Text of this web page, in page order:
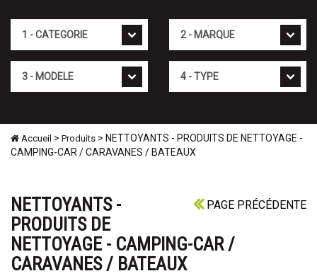
Accueil > Produits > NETTOYANTS - PRODUITS DE NETTOYAGE -
CAMPING-CAR / CARAVANES / BATEAUX
PAGE PRÉCÉDENTE
NETTOYANTS -
PRODUITS DE
NETTOYAGE - CAMPING-CAR /
CARAVANES / BATEAUX